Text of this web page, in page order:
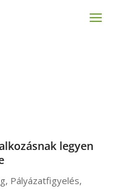
legyen
, Pályázatfigyelés,